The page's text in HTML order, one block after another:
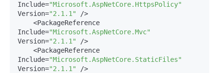
Include="Microsoft.AspNetCore.HttpsPolicy"
Version="2.1.1"
/>
Include="Microsoft.AspNetCore.Mvc"
Version="2.1.1"
/>
Include="Microsoft.AspNetCore.StaticFiles"
Version="2.1.1"
/>